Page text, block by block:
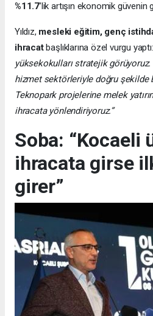
%11.7’lik artışın ekonomik
Yıldız, mesleki eğitim, genç
ihracatbaşlıklarına özel vurgu yaptı:
yüksekokulları stratejik
hizmet sektörleriyle doğru şekilde
Teknopark projelerine melek
ihracata yönlendiriyoruz.”
Soba: “Kocaeli
ihracata girse
girer”